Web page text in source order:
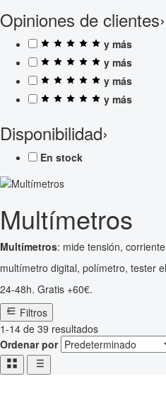
Opiniones de clientes›
y más
y más
y más
y más
Disponibilidad›
En stock
Multímetros
Multímetros: mide tensión,
multímetro digital, polímetro, tester
24-48h. Gratis +60€.
Filtros
1-14 de 39 resultados
Ordenar por